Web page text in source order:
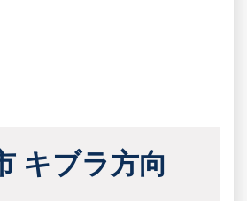
キブラ方向